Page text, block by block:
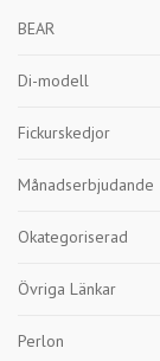
BEAR
Di-modell
Fickurskedjor
Månadserbjudande
Okategoriserad
Övriga Länkar
Perlon